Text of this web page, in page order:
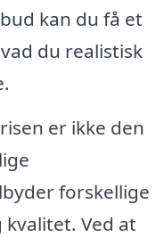
kan du få et
du realistisk
er ikke den
forskellige
kvalitet. Ved at